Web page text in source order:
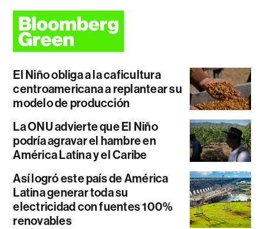
El Niño obliga a la caficultura
centroamericana a replantear su
modelo de producción
La ONU advierte que El Niño
podría agravar el hambre en
América Latina y el Caribe
Así logró este país de América
Latina generar toda su
electricidad con fuentes 100%
renovables